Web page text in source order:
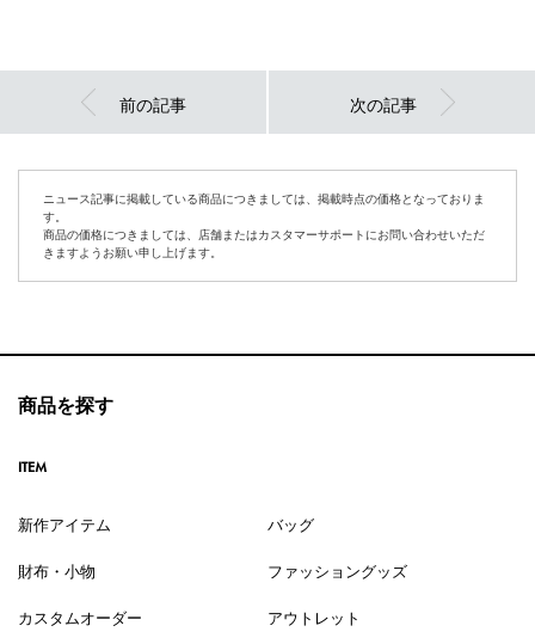
前の記事 次の記事
ニュース記事に掲載している商品につきましては、掲載時点の価格となっておりま
す。
商品の価格につきましては、店舗またはカスタマーサポートにお問い合わせいただ
きますようお願い申し上げます。
商品を探す
ITEM
新作アイテム バッグ
財布・小物 ファッショングッズ
カスタムオーダー アウトレット